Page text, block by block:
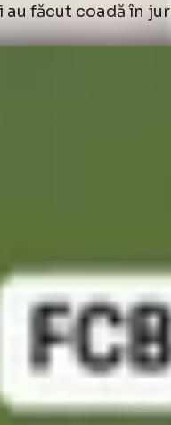
făcut coadă în